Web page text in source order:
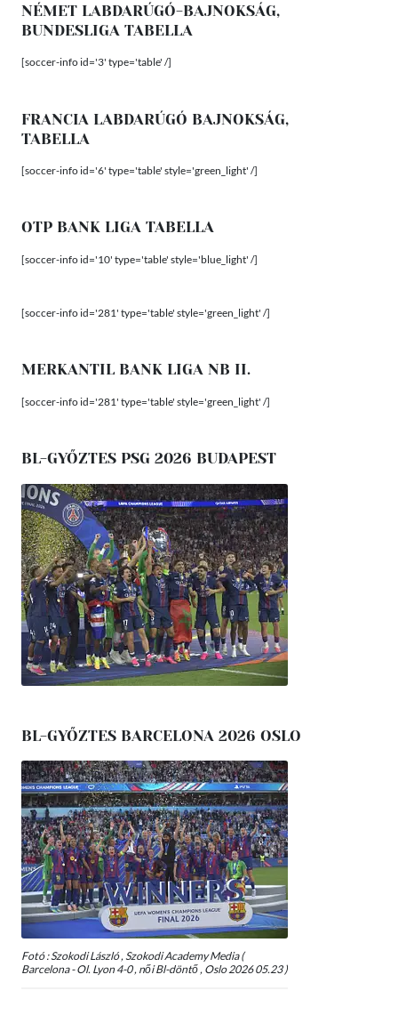
NÉMET LABDARÚGÓ-BAJNOKSÁG,
BUNDESLIGA TABELLA
[soccer-info id='3' type='table' /]
FRANCIA LABDARÚGÓ BAJNOKSÁG,
TABELLA
[soccer-info id='6' type='table' style='green_light' /]
OTP BANK LIGA TABELLA
[soccer-info id='10' type='table' style='blue_light' /]
[soccer-info id='281' type='table' style='green_light' /]
MERKANTIL BANK LIGA NB II.
[soccer-info id='281' type='table' style='green_light' /]
BL-GYŐZTES PSG 2026 BUDAPEST
BL-GYŐZTES BARCELONA 2026 OSLO
Fotó : Szokodi László , Szokodi Academy Media (
Barcelona - Ol. Lyon 4-0 , női Bl-döntő , Oslo 2026 05.23 )